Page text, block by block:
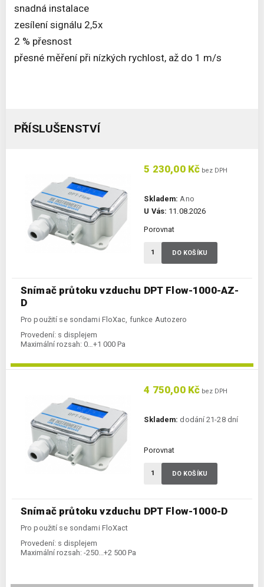
snadná instalace
zesílení signálu 2,5x
2 % přesnost
přesné měření při nízkých rychlost, až do 1 m/s
PŘÍSLUŠENSTVÍ
Snímač průtoku vzduchu DPT Flow-1000-AZ-
D
Pro použití se sondami FloXac, funkce Autozero
Provedení: s displejem
Maximální rozsah: 0…+1 000 Pa
5 230,00 Kč bez DPH
Skladem: Ano
U Vás: 11.08.2026
Porovnat
DO KOŠÍKU
Snímač průtoku vzduchu DPT Flow-1000-D
Pro použití se sondami FloXact
Provedení: s displejem
Maximální rozsah: -250...+2 500 Pa
4 750,00 Kč bez DPH
Skladem: dodání 21-28 dní
Porovnat
DO KOŠÍKU